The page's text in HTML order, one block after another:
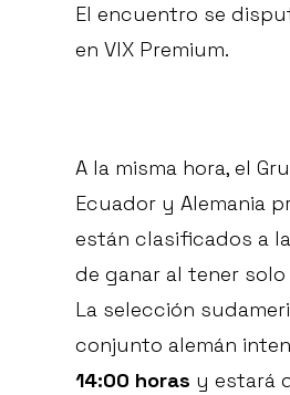
El encuentro se
en VIX Premium.
A la misma hora, el
Ecuador y Alemania
están clasificados a
de ganar al tener
La selección
conjunto alemán
14:00 horas y estará